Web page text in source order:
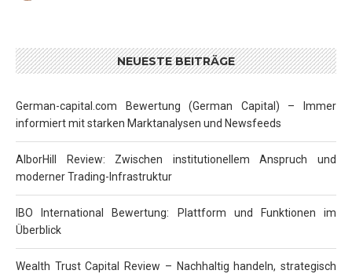
NEUESTE BEITRÄGE
German-capital.com Bewertung (German Capital) – Immer
informiert mit starken Marktanalysen und Newsfeeds
AlborHill Review: Zwischen institutionellem Anspruch und
moderner Trading-Infrastruktur
IBO International Bewertung: Plattform und Funktionen im
Überblick
Wealth Trust Capital Review – Nachhaltig handeln, strategisch